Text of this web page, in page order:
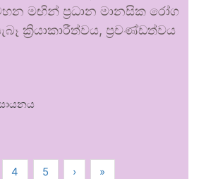
මඟින් ප්‍රධාන මානසික රෝග
ක්‍රියාකාරීත්වය, ප්‍රචණ්ඩත්වය
4 5 › »